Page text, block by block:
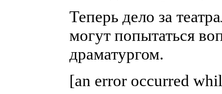
Теперь дело за
могут попытаться
драматургом.
[an error occurred